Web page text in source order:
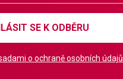
SE K ODBĚRU
o ochraně osobních údajů.